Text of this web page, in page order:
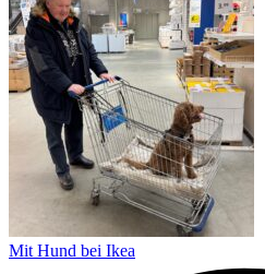
Mit Hund bei Ikea